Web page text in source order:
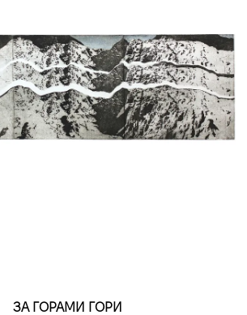
ЗА ГОРАМИ ГОРИ